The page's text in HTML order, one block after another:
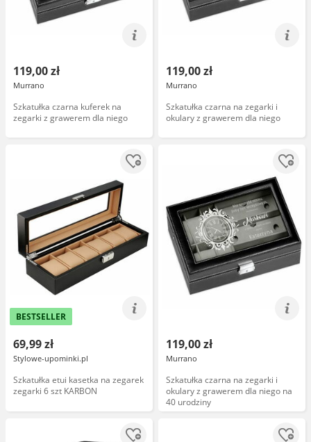
119,00 zł
Murrano
Szkatułka czarna kuferek na
zegarki z grawerem dla niego
119,00 zł
Murrano
Szkatułka czarna na zegarki i
okulary z grawerem dla niego
BESTSELLER
69,99 zł
Stylowe-upominki.pl
Szkatułka etui kasetka na zegarek
zegarki 6 szt KARBON
119,00 zł
Murrano
Szkatułka czarna na zegarki i
okulary z grawerem dla niego na
40 urodziny